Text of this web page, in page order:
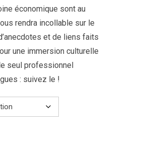
économique sont au
rendra incollable sur le
et de liens faits
une immersion culturelle
seul professionnel
: suivez le !